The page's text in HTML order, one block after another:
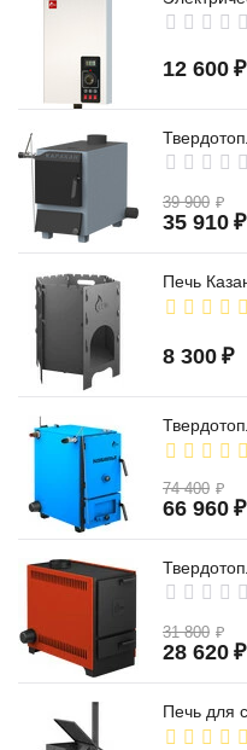
12 600 ₽
39 900 ₽
35 910 ₽
Печь
8 300 ₽
74 400 ₽
66 960 ₽
31 800 ₽
28 620 ₽
Печь для